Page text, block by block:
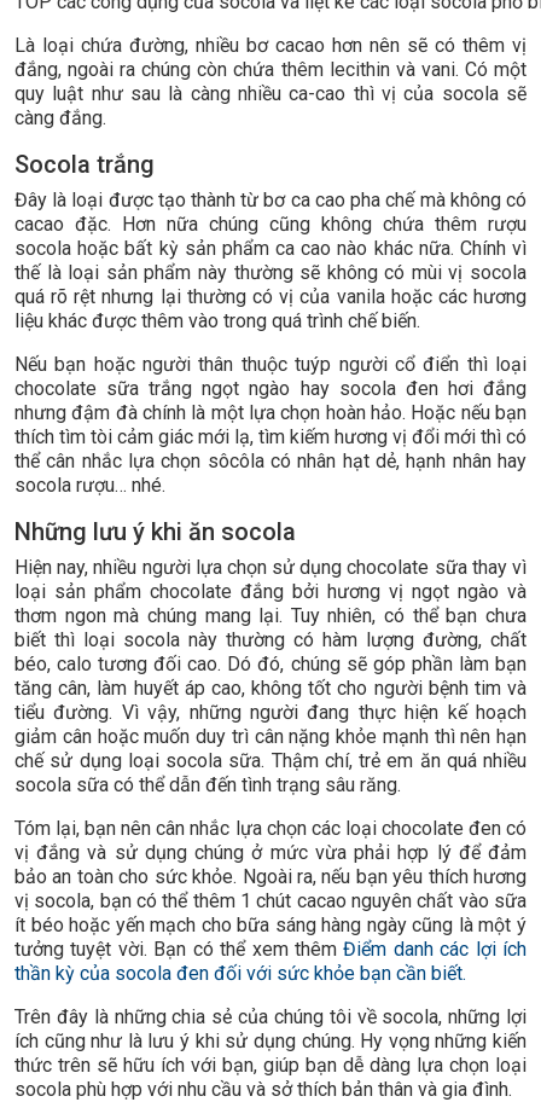
Là loại chứa đường, nhiều bơ cacao hơn nên sẽ có thêm vị
đắng, ngoài ra chúng còn chứa thêm lecithin và vani. Có một
quy luật như sau là càng nhiều ca-cao thì vị của socola sẽ
càng đắng.
Socola trắng
Đây là loại được tạo thành từ bơ ca cao pha chế mà không có
cacao đặc. Hơn nữa chúng cũng không chứa thêm rượu
socola hoặc bất kỳ sản phẩm ca cao nào khác nữa. Chính vì
thế là loại sản phẩm này thường sẽ không có mùi vị socola
quá rõ rệt nhưng lại thường có vị của vanila hoặc các hương
liệu khác được thêm vào trong quá trình chế biến.
Nếu bạn hoặc người thân thuộc tuýp người cổ điển thì loại
chocolate sữa trắng ngọt ngào hay socola đen hơi đắng
nhưng đậm đà chính là một lựa chọn hoàn hảo. Hoặc nếu bạn
thích tìm tòi cảm giác mới lạ, tìm kiếm hương vị đổi mới thì có
thể cân nhắc lựa chọn sôcôla có nhân hạt dẻ, hạnh nhân hay
socola rượu… nhé.
Những lưu ý khi ăn socola
Hiện nay, nhiều người lựa chọn sử dụng chocolate sữa thay vì
loại sản phẩm chocolate đắng bởi hương vị ngọt ngào và
thơm ngon mà chúng mang lại. Tuy nhiên, có thể bạn chưa
biết thì loại socola này thường có hàm lượng đường, chất
béo, calo tương đối cao. Dó đó, chúng sẽ góp phần làm bạn
tăng cân, làm huyết áp cao, không tốt cho người bệnh tim và
tiểu đường. Vì vậy, những người đang thực hiện kế hoạch
giảm cân hoặc muốn duy trì cân nặng khỏe mạnh thì nên hạn
chế sử dụng loại socola sữa. Thậm chí, trẻ em ăn quá nhiều
socola sữa có thể dẫn đến tình trạng sâu răng.
Tóm lại, bạn nên cân nhắc lựa chọn các loại chocolate đen có
vị đắng và sử dụng chúng ở mức vừa phải hợp lý để đảm
bảo an toàn cho sức khỏe. Ngoài ra, nếu bạn yêu thích hương
vị socola, bạn có thể thêm 1 chút cacao nguyên chất vào sữa
ít béo hoặc yến mạch cho bữa sáng hàng ngày cũng là một ý
tưởng tuyệt vời. Bạn có thể xem thêmĐiểm danh các lợi ích
thần kỳ của socola đen đối với sức khỏe bạn cần biết.
Trên đây là những chia sẻ của chúng tôi về socola, những lợi
ích cũng như là lưu ý khi sử dụng chúng. Hy vọng những kiến
thức trên sẽ hữu ích với bạn, giúp bạn dễ dàng lựa chọn loại
socola phù hợp với nhu cầu và sở thích bản thân và gia đình.